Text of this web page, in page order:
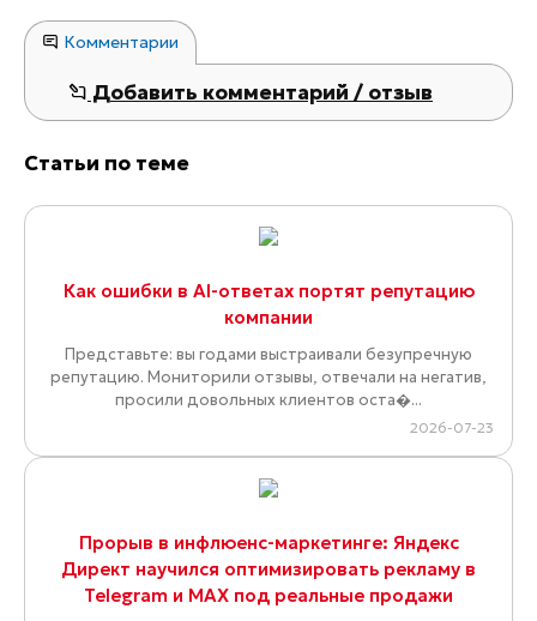
Комментарии
Добавить комментарий / отзыв
Статьи по теме
Как ошибки в AI-ответах портят репутацию
компании
Представьте: вы годами выстраивали безупречную
репутацию. Мониторили отзывы, отвечали на негатив,
просили довольных клиентов оста�...
2026-07-23
Прорыв в инфлюенс-маркетинге: Яндекс
Директ научился оптимизировать рекламу в
Telegram и MAX под реальные продажи